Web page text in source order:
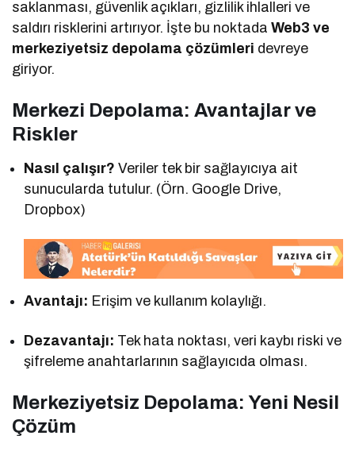
saklanması, güvenlik açıkları, gizlilik ihlalleri ve
saldırı risklerini artırıyor. İşte bu noktadaWeb3 ve
merkeziyetsiz depolama çözümleri devreye
giriyor.
Merkezi Depolama: Avantajlar ve
Riskler
Nasıl çalışır? Veriler tek bir sağlayıcıya ait
sunucularda tutulur. (Örn. Google Drive,
Dropbox)
Avantajı: Erişim ve kullanım kolaylığı.
Dezavantajı: Tek hata noktası, veri kaybı riski ve
şifreleme anahtarlarının sağlayıcıda olması.
Merkeziyetsiz Depolama: Yeni Nesil
Çözüm